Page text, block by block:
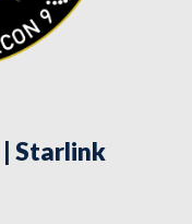
| Starlink